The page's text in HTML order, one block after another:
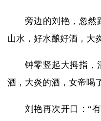
旁边的刘艳，忽然
山水，好水酿好酒，大
钟零竖起大拇指，
酒，大炎的酒，女帝喝
刘艳再次开口：“